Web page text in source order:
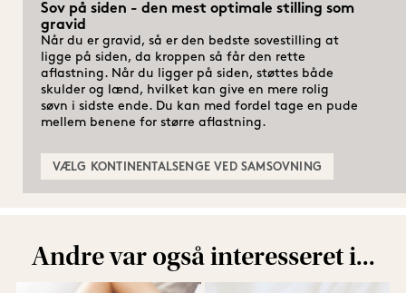
Sov på siden - den mest optimale stilling som
gravid
Når du er gravid, så er den bedste sovestilling at
ligge på siden, da kroppen så får den rette
aflastning. Når du ligger på siden, støttes både
skulder og lænd, hvilket kan give en mere rolig
søvn i sidste ende. Du kan med fordel tage en pude
VÆLG KONTINENTALSENGE VED SAMSOVNING
Andre var også interesseret i...